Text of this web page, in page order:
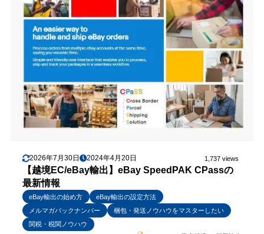
2026年7月30日 2024年4月20日 1,737 views
【越境EC/eBay輸出】eBay SpeedPAK CPassの
最新情報
eBay輸出の始め方
eBay輸出の設定方法
メルマガバックナンバー
梱包・発送ノウハウをマスターしたい
関税・税関ノウハウ